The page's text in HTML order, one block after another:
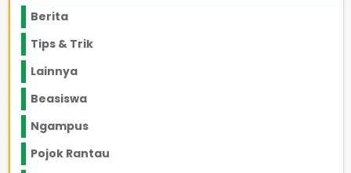
Berita
Tips & Trik
Lainnya
Beasiswa
Ngampus
Pojok Rantau